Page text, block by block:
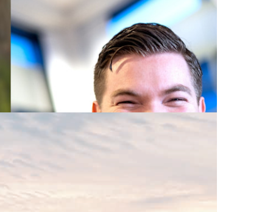
en tydelig ambisjon om å bidra til kraft- og
kraftnett er stort.
473 millioner kroner, mot 457 millioner